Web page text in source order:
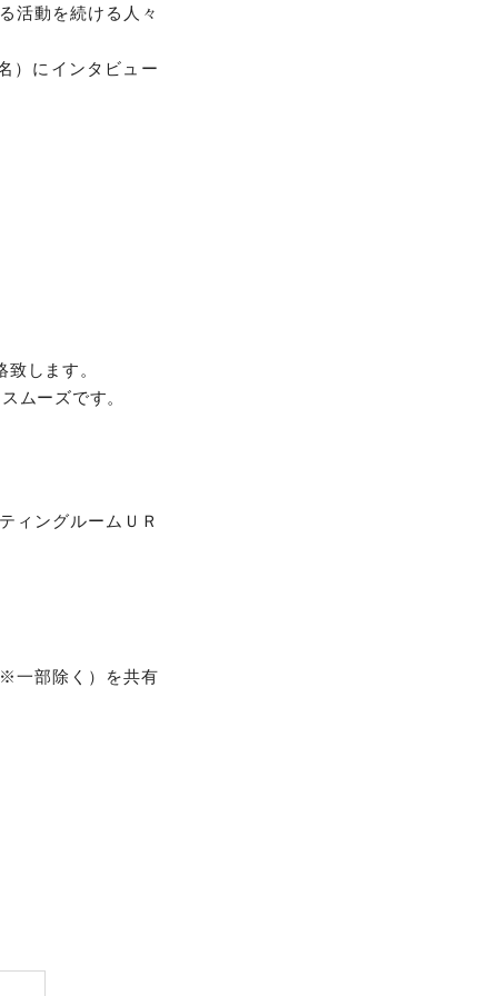
活動を続ける人々
）にインタビュー
します。
ムーズです。
ィングルームＵＲ
一部除く）を共有